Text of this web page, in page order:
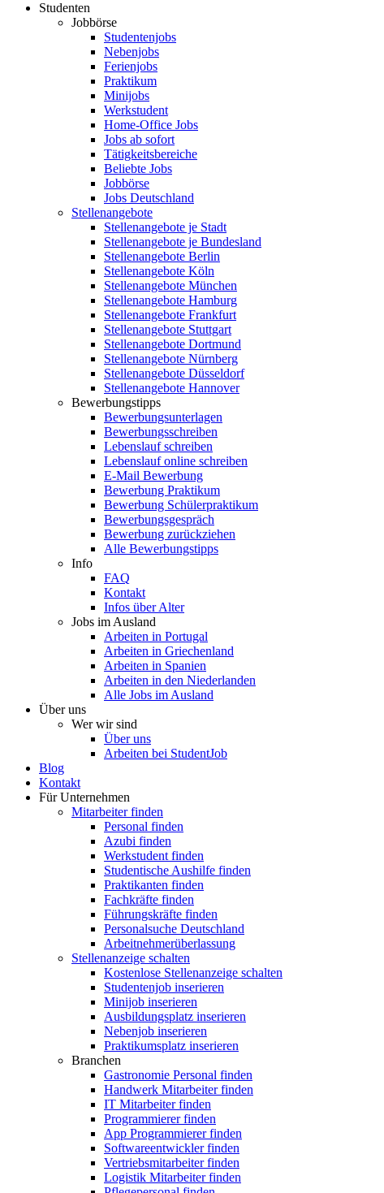
Studenten
Jobbörse
Studentenjobs
Nebenjobs
Ferienjobs
Praktikum
Minijobs
Werkstudent
Home-Office Jobs
Jobs ab sofort
Tätigkeitsbereiche
Beliebte Jobs
Jobbörse
Jobs Deutschland
Stellenangebote
Stellenangebote je Stadt
Stellenangebote je Bundesland
Stellenangebote Berlin
Stellenangebote Köln
Stellenangebote München
Stellenangebote Hamburg
Stellenangebote Frankfurt
Stellenangebote Stuttgart
Stellenangebote Dortmund
Stellenangebote Nürnberg
Stellenangebote Düsseldorf
Stellenangebote Hannover
Bewerbungstipps
Bewerbungsunterlagen
Bewerbungsschreiben
Lebenslauf schreiben
Lebenslauf online schreiben
E-Mail Bewerbung
Bewerbung Praktikum
Bewerbung Schülerpraktikum
Bewerbungsgespräch
Bewerbung zurückziehen
Alle Bewerbungstipps
Info
FAQ
Kontakt
Infos über Alter
Jobs im Ausland
Arbeiten in Portugal
Arbeiten in Griechenland
Arbeiten in Spanien
Arbeiten in den Niederlanden
Alle Jobs im Ausland
Über uns
Wer wir sind
Über uns
Arbeiten bei StudentJob
Blog
Kontakt
Für Unternehmen
Mitarbeiter finden
Personal finden
Azubi finden
Werkstudent finden
Studentische Aushilfe finden
Praktikanten finden
Fachkräfte finden
Führungskräfte finden
Personalsuche Deutschland
Arbeitnehmerüberlassung
Stellenanzeige schalten
Kostenlose Stellenanzeige schalten
Studentenjob inserieren
Minijob inserieren
Ausbildungsplatz inserieren
Nebenjob inserieren
Praktikumsplatz inserieren
Branchen
Gastronomie Personal finden
Handwerk Mitarbeiter finden
IT Mitarbeiter finden
Programmierer finden
App Programmierer finden
Softwareentwickler finden
Vertriebsmitarbeiter finden
Logistik Mitarbeiter finden